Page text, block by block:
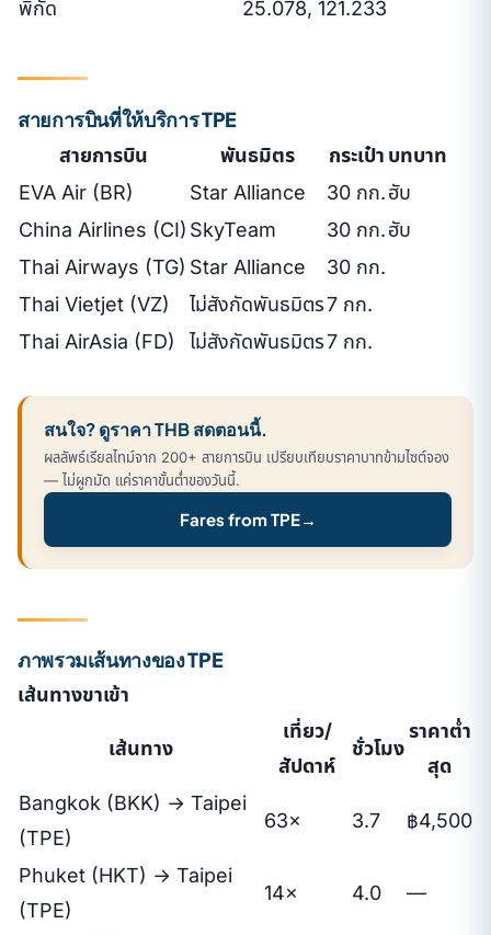
พิกัด 25.078, 121.233
สายการบินที่ให้บริการ TPE
สายการบิน พันธมิตร กระเป๋า บทบาท
EVA Air (BR)
Star Alliance 30 กก.ฮับ
China Airlines (CI) SkyTeam 30 กก.ฮับ
Thai Airways (TG) Star Alliance
30 กก.
Thai Vietjet (VZ)
ไม่สังกัดพันธมิตร7 กก.
Thai AirAsia (FD)
ไม่สังกัดพันธมิตร7 กก.
สนใจ? ดูราคา THB สดตอนนี้.
ผลลัพธ์เรียลไทม์จาก 200+ สายการบิน เปรียบเทียบราคาบาทข้ามไซต์จอง
— ไม่ผูกมัด แค่ราคาขั้นต่ำของวันนี้.
Fares from TPE→
ภาพรวมเส้นทางของ TPE
เส้นทางขาเข้า
เส้นทาง
เที่ยว/
สัปดาห์
ชั่วโมง
ราคาต่ำ
สุด
Bangkok (BKK) → Taipei
(TPE)
63× 3.7 ฿4,500
Phuket (HKT) → Taipei
(TPE)
14× 4.0 —